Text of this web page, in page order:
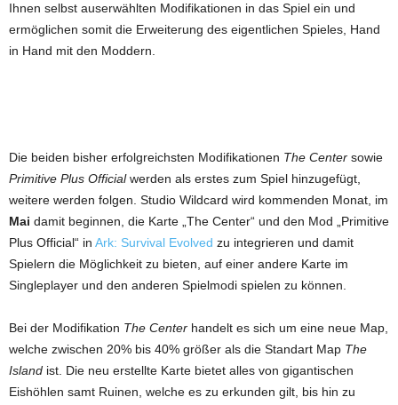
Ihnen selbst auserwählten Modifikationen in das Spiel ein und
ermöglichen somit die Erweiterung des eigentlichen Spieles, Hand
in Hand mit den Moddern.
Die beiden bisher erfolgreichsten Modifikationen The Center sowie
Primitive Plus Officialwerden als erstes zum Spiel hinzugefügt,
weitere werden folgen. Studio Wildcard wird kommenden Monat, im
Mai damit beginnen, die Karte „The Center“ und den Mod „Primitive
Plus Official“ in Ark: Survival Evolved zu integrieren und damit
Spielern die Möglichkeit zu bieten, auf einer andere Karte im
Singleplayer und den anderen Spielmodi spielen zu können.
Bei der Modifikation The Center handelt es sich um eine neue Map,
welche zwischen 20% bis 40% größer als die Standart Map The
Island ist. Die neu erstellte Karte bietet alles von gigantischen
Eishöhlen samt Ruinen, welche es zu erkunden gilt, bis hin zu